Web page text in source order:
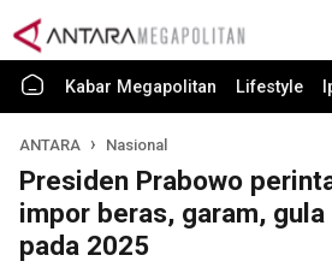
Kabar Megapolitan Lifestyle
ANTARA Nasional
Presiden Prabowo
impor beras, garam, gula
pada 2025